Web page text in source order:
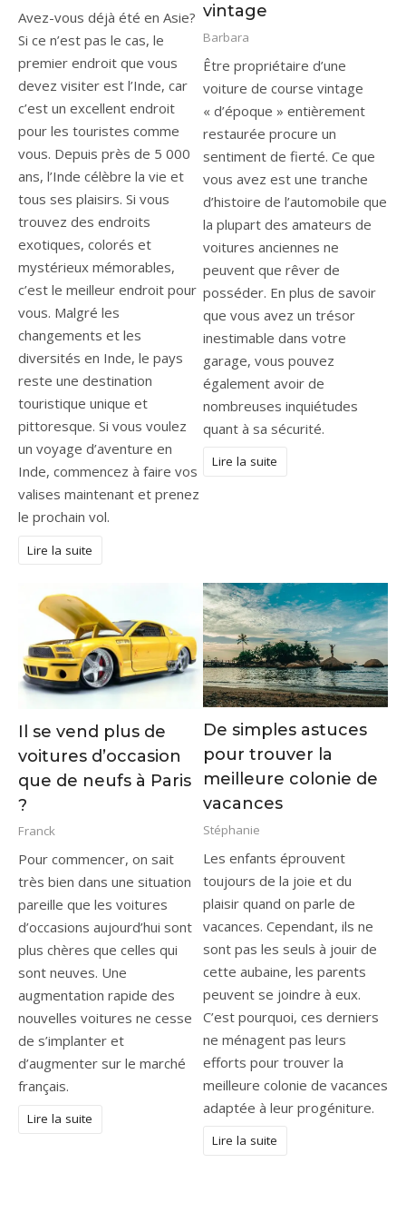
Avez-vous déjà été en Asie?
Si ce n’est pas le cas, le
premier endroit que vous
devez visiter est l’Inde, car
c’est un excellent endroit
pour les touristes comme
vous. Depuis près de 5 000
ans, l’Inde célèbre la vie et
tous ses plaisirs. Si vous
trouvez des endroits
exotiques, colorés et
mystérieux mémorables,
c’est le meilleur endroit pour
vous. Malgré les
changements et les
diversités en Inde, le pays
reste une destination
touristique unique et
pittoresque. Si vous voulez
un voyage d’aventure en
Inde, commencez à faire vos
valises maintenant et prenez
le prochain vol.
Lire la suite
vintage
Barbara
Être propriétaire d’une
voiture de course vintage
« d’époque » entièrement
restaurée procure un
sentiment de fierté. Ce que
vous avez est une tranche
d’histoire de l’automobile que
la plupart des amateurs de
voitures anciennes ne
peuvent que rêver de
posséder. En plus de savoir
que vous avez un trésor
inestimable dans votre
garage, vous pouvez
également avoir de
nombreuses inquiétudes
quant à sa sécurité.
Lire la suite
Il se vend plus de
voitures d’occasion
que de neufs à Paris
?
Franck
Pour commencer, on sait
très bien dans une situation
pareille que les voitures
d’occasions aujourd’hui sont
plus chères que celles qui
sont neuves. Une
augmentation rapide des
nouvelles voitures ne cesse
de s’implanter et
d’augmenter sur le marché
français.
Lire la suite
De simples astuces
pour trouver la
meilleure colonie de
vacances
Stéphanie
Les enfants éprouvent
toujours de la joie et du
plaisir quand on parle de
vacances. Cependant, ils ne
sont pas les seuls à jouir de
cette aubaine, les parents
peuvent se joindre à eux.
C’est pourquoi, ces derniers
ne ménagent pas leurs
efforts pour trouver la
meilleure colonie de vacances
adaptée à leur progéniture.
Lire la suite